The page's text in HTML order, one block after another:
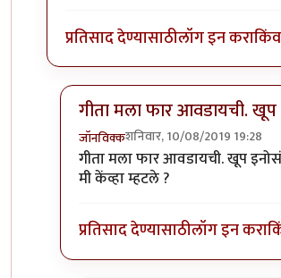
प्रतिसाद देण्यासाठीलॉग इन करा
गीता मला फार आवडायची. खूप
जॉनविक्कशनिवार, 10/08/2019 19:28
In reply toगीता मला फार
गीता मला फार आवडायची. खूप
मी केंव्हा म्हटले ?
प्रतिसाद देण्यासाठीलॉग इन करा